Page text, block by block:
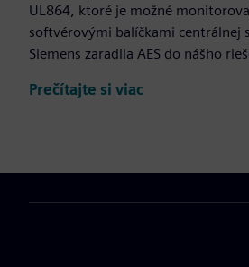
UL864, ktoré je možné
softvérovými balíčkami centrálnej
Siemens zaradila AES do nášho
Prečítajte si viac